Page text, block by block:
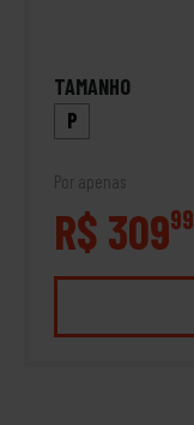
TAMANHO
P
Por apenas
R$ 30999